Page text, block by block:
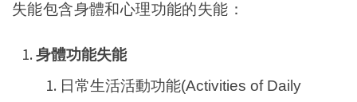
失能包含身體和心理功能的失能：
身體功能失能
日常生活活動功能(Activities of Daily